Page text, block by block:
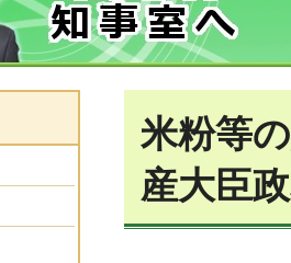
米粉等
産大臣